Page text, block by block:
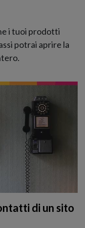
i tuoi prodotti
potrai aprire la
di un sito